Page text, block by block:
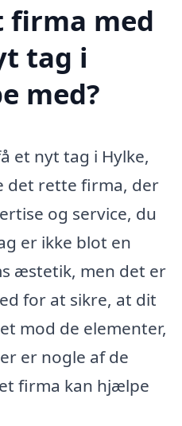
firma med
tag i
med?
et nyt tag i Hylke,
det rette firma, der
og service, du
er ikke blot en
æstetik, men det er
for at sikre, at dit
mod de elementer,
er nogle af de
firma kan hjælpe